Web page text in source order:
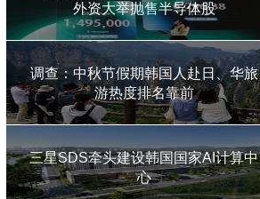
外资大举抛售半导体股
调查：中秋节假期韩国人赴日、华旅
游热度排名靠前
三星SDS牵头建设韩国国家AI计算中
心